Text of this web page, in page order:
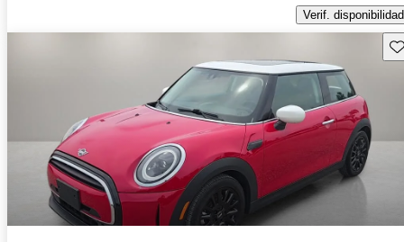
Verif. disponibilidad